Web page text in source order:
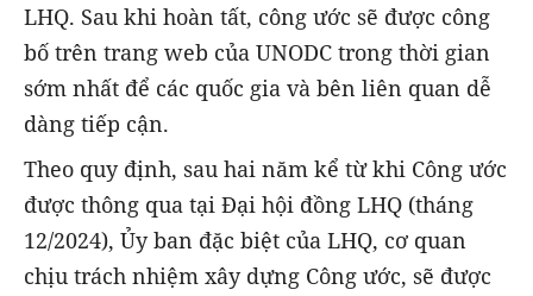
LHQ. Sau khi hoàn tất, công ước sẽ được công
bố trên trang web của UNODC trong thời gian
sớm nhất để các quốc gia và bên liên quan dễ
dàng tiếp cận.
Theo quy định, sau hai năm kể từ khi Công ước
được thông qua tại Đại hội đồng LHQ (tháng
12/2024), Ủy ban đặc biệt của LHQ, cơ quan
chịu trách nhiệm xây dựng Công ước, sẽ được